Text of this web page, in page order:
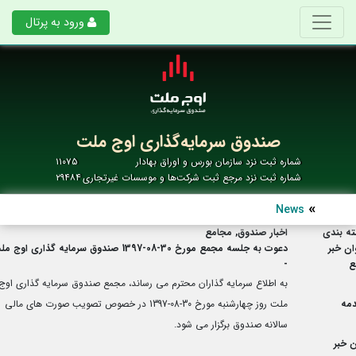
ورود به پرتال
صندوق سرمایه‌گذاری اوج ملت
شماره ثبت نزد سازمان بورس و اوراق بهادار
۱۱۰۷۵
شماره ثبت نزد مرجع ثبت شرکت‌ها و موسسات غیرتجاری۲۹۴۸۴
News
بندی
اخبار صندوق, مجامع
خبر
دعوت به جلسه مجمع مورخ 30-08-1397 صندوق سرمایه گذاری اوج ملت
-
به اطلاع سرمایه گذاران محترم می رساند، مجمع صندوق سرمایه گذاری
ملت روز چهارشنبه مورخ 30-08-1397 در خصوص تصویب صورت های مالی
سالانه صندوق برگزار می شود.
خبر